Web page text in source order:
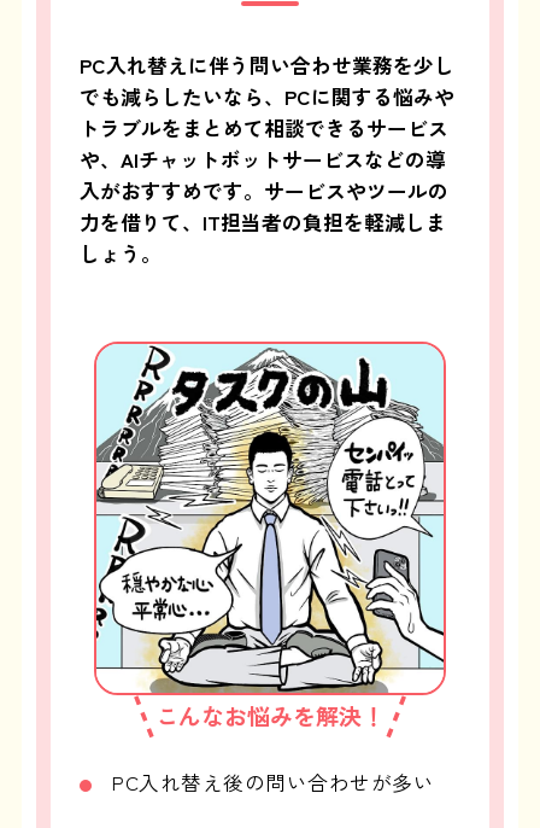
PC入れ替えに伴う問い合わせ業務を少し
でも減らしたいなら、PCに関する悩みや
トラブルをまとめて相談できるサービス
や、AIチャットボットサービスなどの導
入がおすすめです。サービスやツールの
力を借りて、IT担当者の負担を軽減しま
しょう。
こんなお悩みを解決！
PC入れ替え後の問い合わせが多い